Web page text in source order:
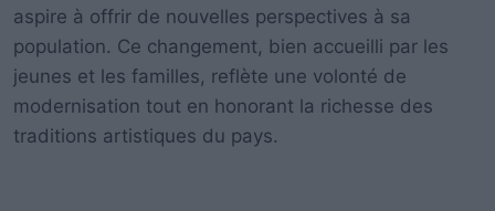
aspire à offrir de nouvelles perspectives à sa
population. Ce changement, bien accueilli par les
jeunes et les familles, reflète une volonté de
modernisation tout en honorant la richesse des
traditions artistiques du pays.